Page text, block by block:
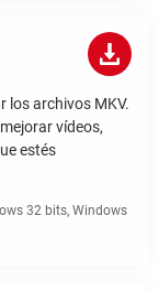
los archivos MKV.
vídeos,
estés
32 bits, Windows